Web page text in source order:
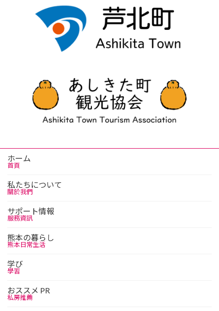
ホーム
首頁
私たちについて
關於我們
サポート情報
服務資訊
熊本の暮らし
熊本日常生活
学び
學習
おススメ PR
私房推薦